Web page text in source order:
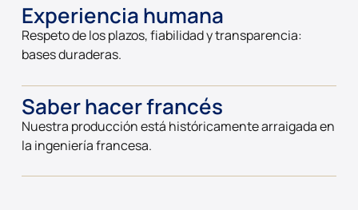
Experiencia humana
Respeto de los plazos, fiabilidad y transparencia:
bases duraderas.
Saber hacer francés
Nuestra producción está históricamente arraigada en
la ingeniería francesa.